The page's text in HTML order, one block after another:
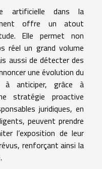
artificielle dans la
offre un atout
Elle permet non
réel un grand volume
aussi de détecter des
une évolution du
à anticiper, grâce à
stratégie proactive
juridiques, en
peuvent prendre
l’exposition de leur
renforçant ainsi la